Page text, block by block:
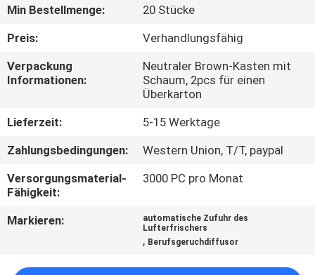
TRETEN
SIE
MIT
IN
VERBINDUNG
FORDERN
SIE EIN
Min Bestellmenge:
20 Stücke
Preis:
Verhandlungsfähig
Verpackung
Informationen:
Neutraler Brown-Kasten mit
Schaum, 2pcs für einen
Überkarton
Lieferzeit:
5-15 Werktage
Zahlungsbedingungen:
Western Union, T/T, paypal
Versorgungsmaterial-
Fähigkeit:
3000 PC pro Monat
Markieren:
automatische Zufuhr des
Lufterfrischers
, Berufsgeruchdiffusor